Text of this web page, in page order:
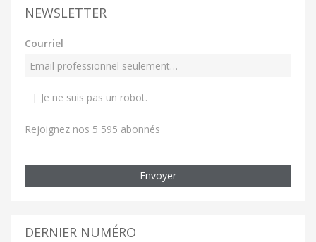
NEWSLETTER
Courriel
Je ne suis pas un robot.
Rejoignez nos 5 595 abonnés
Envoyer
DERNIER NUMÉRO